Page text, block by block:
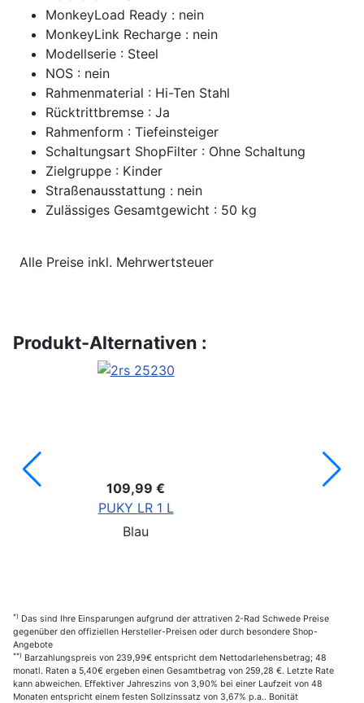
MonkeyLoad Ready : nein
MonkeyLink Recharge : nein
Modellserie : Steel
NOS : nein
Rahmenmaterial : Hi-Ten Stahl
Rücktrittbremse : Ja
Rahmenform : Tiefeinsteiger
Schaltungsart ShopFilter : Ohne Schaltung
Zielgruppe : Kinder
Straßenausstattung : nein
Zulässiges Gesamtgewicht : 50 kg
Alle Preise inkl. Mehrwertsteuer
Produkt-Alternativen :
€
*) Das sind Ihre Einsparungen aufgrund der attrativen 2-Rad Schwede Preise
gegenüber den offiziellen Hersteller-Preisen oder durch besondere Shop-
Angebote
**) Barzahlungspreis von 239,99€ entspricht dem Nettodarlehensbetrag; 48
monatl. Raten a 5,40€ ergeben einen Gesamtbetrag von 259,28 €. Letzte Rate
kann abweichen. Effektiver Jahreszins von 3,90% bei einer Laufzeit von 48
Monaten entspricht einem festen Sollzinssatz von 3,67% p.a.. Bonität